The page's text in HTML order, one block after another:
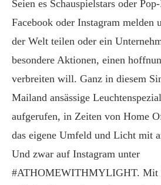
Seien es Schauspielstars oder
Facebook oder Instagram melden
der Welt teilen oder ein
besondere Aktionen, einen
verbreiten will. Ganz in diesem
Mailand ansässige
aufgerufen, in Zeiten von Home
das eigene Umfeld und Licht mit
Und zwar auf Instagram unter
#ATHOMEWITHMYLIGHT. Mit